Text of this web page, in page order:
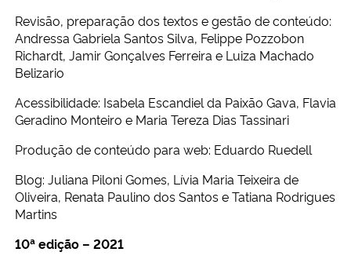
Revisão, preparação dos textos e gestão de conteúdo:
Andressa Gabriela Santos Silva, Felippe Pozzobon
Richardt, Jamir Gonçalves Ferreira e Luiza Machado
Belizario
Acessibilidade: Isabela Escandiel da Paixão Gava, Flavia
Geradino Monteiro e Maria Tereza Dias Tassinari
Produção de conteúdo para web: Eduardo Ruedell
Blog: Juliana Piloni Gomes, Lívia Maria Teixeira de
Oliveira, Renata Paulino dos Santos e Tatiana Rodrigues
Martins
10ª edição – 2021